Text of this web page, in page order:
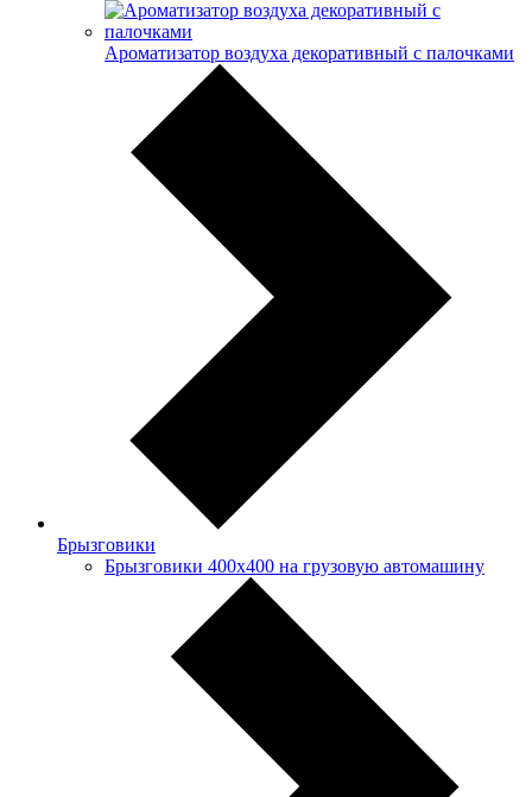
Ароматизатор воздуха декоративный с палочками
Брызговики
Брызговики 400х400 на грузовую автомашину